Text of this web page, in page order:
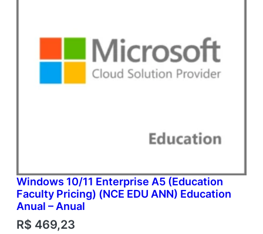
Windows 10/11 Enterprise A5 (Education
Faculty Pricing) (NCE EDU ANN) Education
Anual – Anual
R$ 469,23